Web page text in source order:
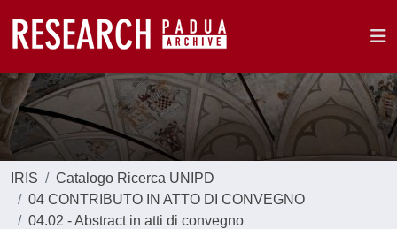
IRIS
Catalogo Ricerca UNIPD
04 CONTRIBUTO IN ATTO DI CONVEGNO
04.02 - Abstract in atti di convegno